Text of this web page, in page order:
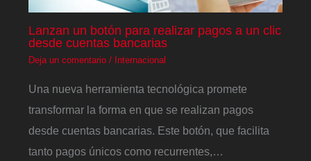
Lanzan un botón para realizar pagos a un clic
desde cuentas bancarias
Deja un comentario / Internacional
Una nueva herramienta tecnológica promete
transformar la forma en que se realizan pagos
desde cuentas bancarias. Este botón, que facilita
tanto pagos únicos como recurrentes,…